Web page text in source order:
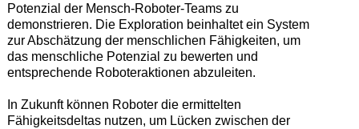
Potenzial der Mensch-Roboter-Teams zu
demonstrieren. Die Exploration beinhaltet ein System
zur Abschätzung der menschlichen Fähigkeiten, um
das menschliche Potenzial zu bewerten und
entsprechende Roboteraktionen abzuleiten.
In Zukunft können Roboter die ermittelten
Fähigkeitsdeltas nutzen, um Lücken zwischen der